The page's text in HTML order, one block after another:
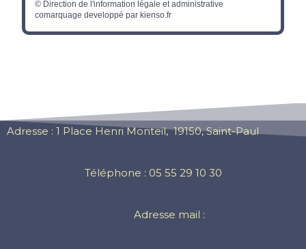
© Direction de l'information légale et administrative
comarquage developpé parkienso.fr
Adresse : 1 Place Henri Monteil, 19150, Saint-Paul
Téléphone : 05 55 29 10 30
Adresse mail :